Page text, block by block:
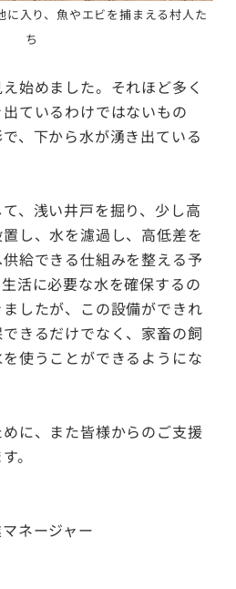
に入り、魚やエビを捕まえる村人た
ち
始めました。それほど多く
ているわけではないもの
、下から水が湧き出ている
、浅い井戸を掘り、少し高
し、水を濾過し、高低差を
給できる仕組みを整える予
活に必要な水を確保するの
したが、この設備ができれ
きるだけでなく、家畜の飼
使うことができるようにな
に、また皆様からのご支援
。
ネージャー